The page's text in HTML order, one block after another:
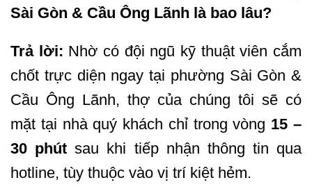
Sài Gòn & Cầu Ông Lãnh là bao lâu?
Trả lời: Nhờ có đội ngũ kỹ thuật viên cắm
chốt trực diện ngay tại phường Sài Gòn &
Cầu Ông Lãnh, thợ của chúng tôi sẽ có
mặt tại nhà quý khách chỉ trong vòng 15 –
30 phút sau khi tiếp nhận thông tin qua
hotline, tùy thuộc vào vị trí kiệt hẻm.